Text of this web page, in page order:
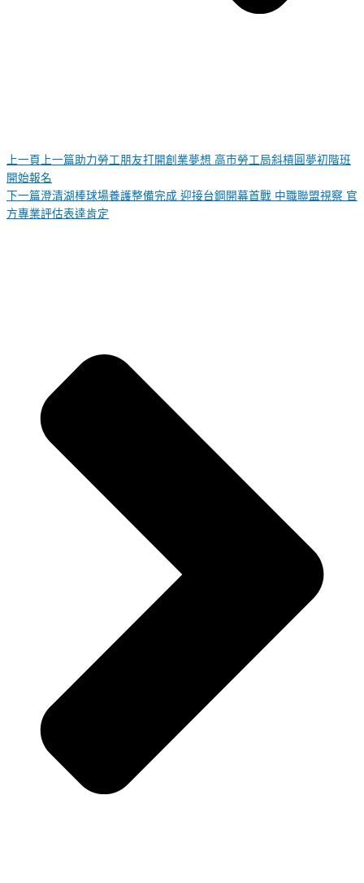
上一頁 上一篇助力勞工朋友打開創業夢想 高市勞工局斜槓圓夢初階班
開始報名
下一篇澄清湖棒球場養護整備完成 迎接台鋼開幕首戰 中職聯盟視察 官
方專業評估表達肯定